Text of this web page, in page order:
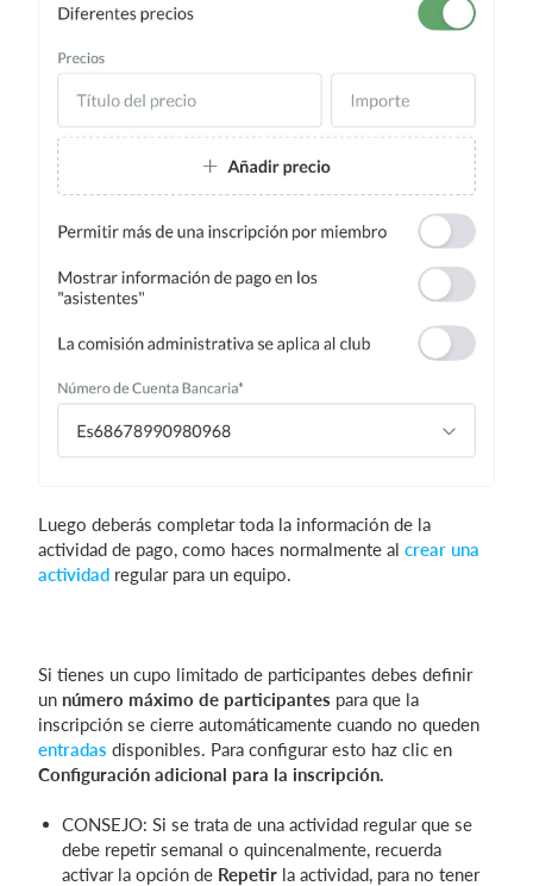
Luego deberás completar toda la información de la
actividad de pago, como haces normalmente al crear una
actividad regular para un equipo.
Si tienes un cupo limitado de participantes debes definir
un número máximo de participantes para que la
inscripción se cierre automáticamente cuando no queden
entradas disponibles. Para configurar esto haz clic en
Configuración adicional para la inscripción.
CONSEJO: Si se trata de una actividad regular que se
debe repetir semanal o quincenalmente, recuerda
activar la opción de Repetir la actividad, para no tener